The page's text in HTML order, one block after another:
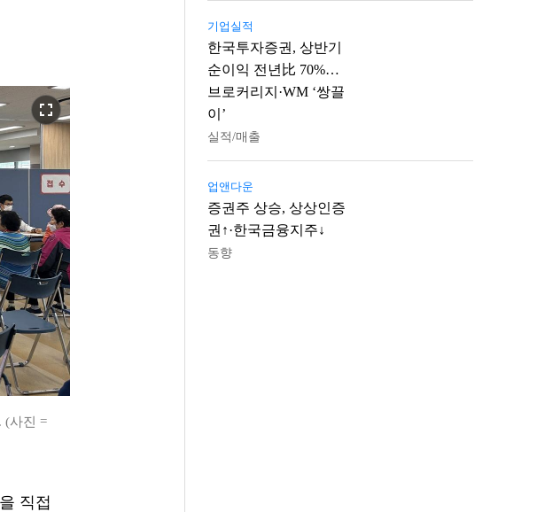
fullscreen
(사진 =
직접
기업실적
한국투자증권, 상반기
순이익 전년比 70%…
브로커리지·WM ‘쌍끌
이’
실적/매출
업앤다운
증권주 상승, 상상인증
권↑·한국금융지주↓
동향